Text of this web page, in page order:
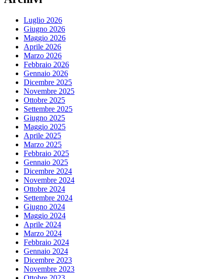
Luglio 2026
Giugno 2026
Maggio 2026
Aprile 2026
Marzo 2026
Febbraio 2026
Gennaio 2026
Dicembre 2025
Novembre 2025
Ottobre 2025
Settembre 2025
Giugno 2025
Maggio 2025
Aprile 2025
Marzo 2025
Febbraio 2025
Gennaio 2025
Dicembre 2024
Novembre 2024
Ottobre 2024
Settembre 2024
Giugno 2024
Maggio 2024
Aprile 2024
Marzo 2024
Febbraio 2024
Gennaio 2024
Dicembre 2023
Novembre 2023